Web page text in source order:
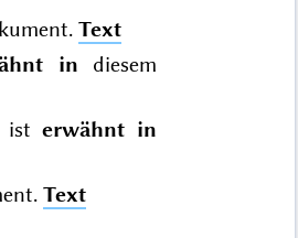
Text
in diesem
erwähnt in
Text